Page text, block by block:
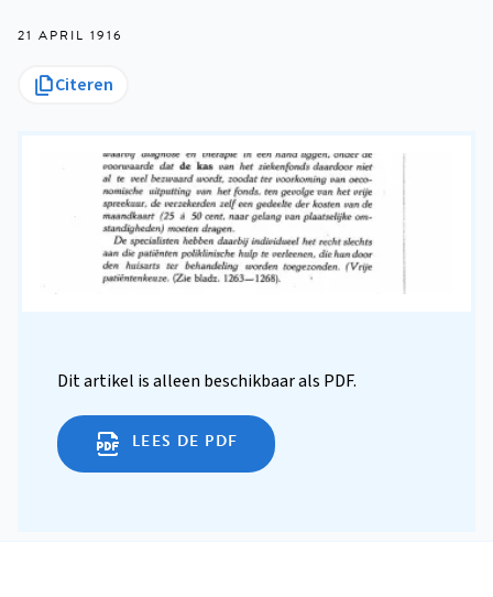
21 APRIL 1916
Citeren
Dit artikel is alleen beschikbaar als PDF.
LEES DE PDF